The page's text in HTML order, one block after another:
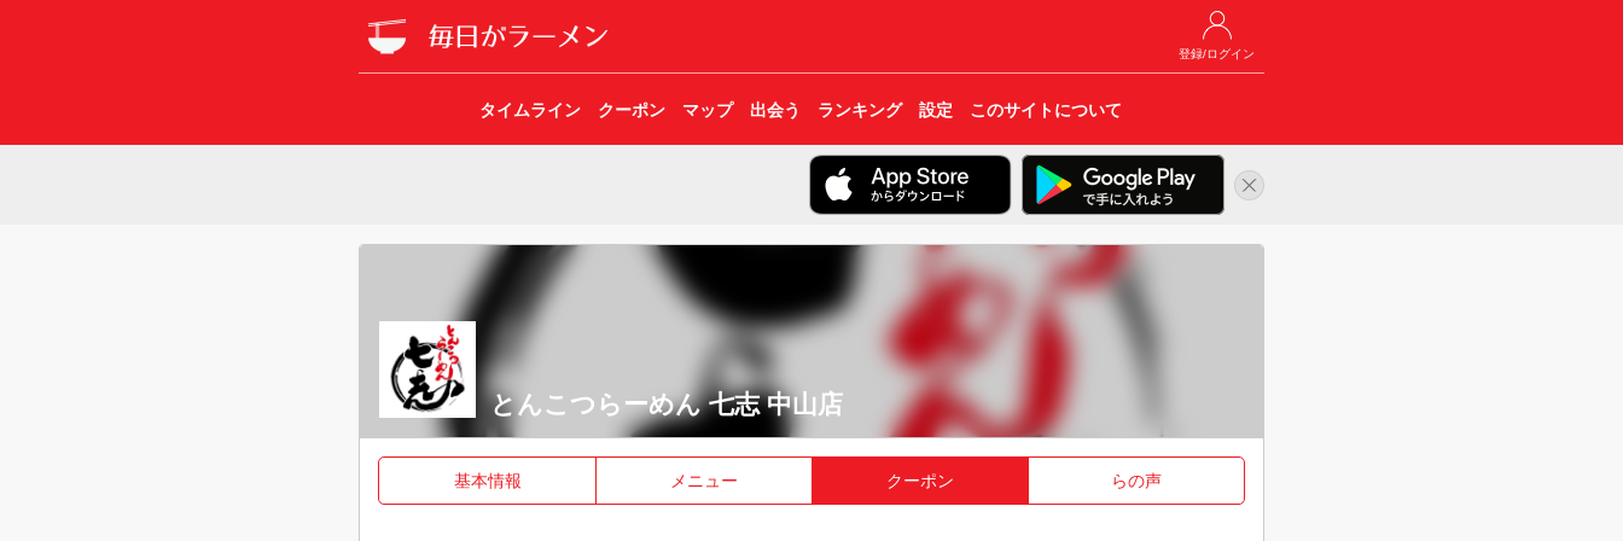
登録/ログイン
タイムライン クーポン マップ 出会う ランキング 設定 このサイトについて
とんこつらーめん 七志 中山店
基本情報 メニュー クーポン らの声